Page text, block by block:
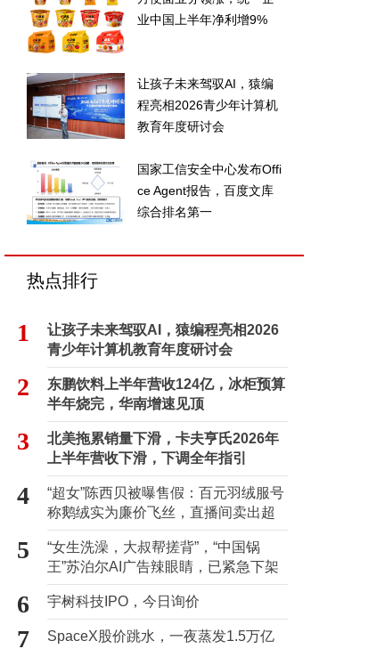
业中国上半年净利增9%
让孩子未来驾驭AI，猿编
程亮相2026青少年计算机
教育年度研讨会
国家工信安全中心发布Offi
ce Agent报告，百度文库
综合排名第一
热点排行
1
让孩子未来驾驭AI，猿编程亮相2026
青少年计算机教育年度研讨会
2
东鹏饮料上半年营收124亿，冰柜预算
半年烧完，华南增速见顶
3
北美拖累销量下滑，卡夫亨氏2026年
上半年营收下滑，下调全年指引
4
“超女”陈西贝被曝售假：百元羽绒服号
称鹅绒实为廉价飞丝，直播间卖出超
百万元
5
“女生洗澡，大叔帮搓背”，“中国锅
王”苏泊尔AI广告辣眼睛，已紧急下架
6 宇树科技IPO，今日询价
7
SpaceX股价跳水，一夜蒸发1.5万亿